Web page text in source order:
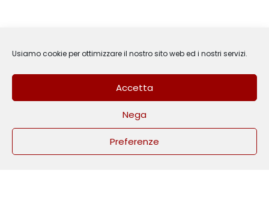
Usiamo cookie per ottimizzare il nostro sito web ed i nostri servizi.
Accetta
Nega
Preferenze
Hai bisogno di aiuto?